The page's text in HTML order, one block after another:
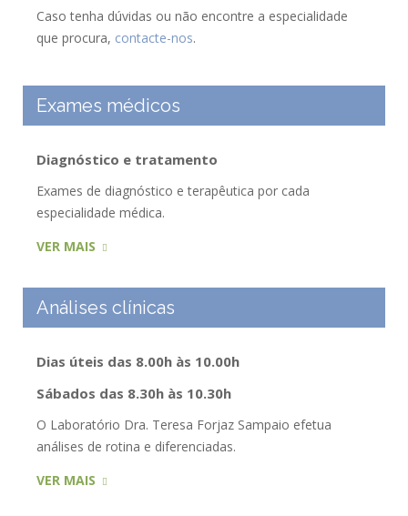
Caso tenha dúvidas ou não encontre a especialidade
que procura, contacte-nos.
Exames médicos
Diagnóstico e tratamento
Exames de diagnóstico e terapêutica por cada
especialidade médica.
VER MAIS
Análises clínicas
Dias úteis das 8.00h às 10.00h
Sábados das 8.30h às 10.30h
O Laboratório Dra. Teresa Forjaz Sampaio efetua
análises de rotina e diferenciadas.
VER MAIS